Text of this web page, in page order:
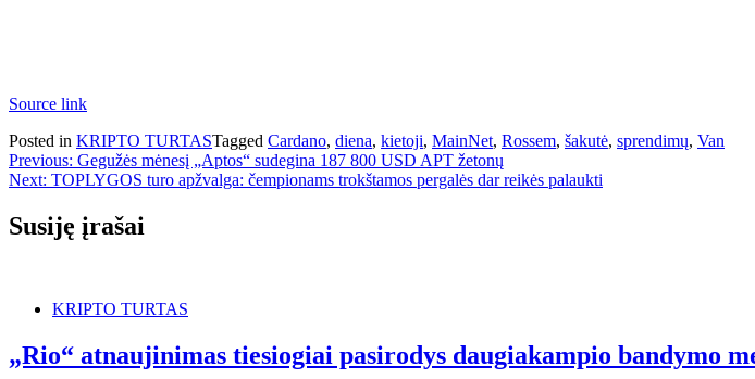
Source link
Posted in KRIPTO TURTASTagged Cardano, diena, kietoji, MainNet, Rossem, šakutė, sprendimų, Van
Navigacija
tarp
įrašų
Previous: Gegužės mėnesį „Aptos“ sudegina 187 800 USD APT žetonų
Next: TOPLYGOS turo apžvalga: čempionams trokštamos pergalės dar reikės palaukti
Susiję įrašai
KRIPTO TURTAS
„Rio“ atnaujinimas tiesiogiai pasirodys daugiakampio bandymo